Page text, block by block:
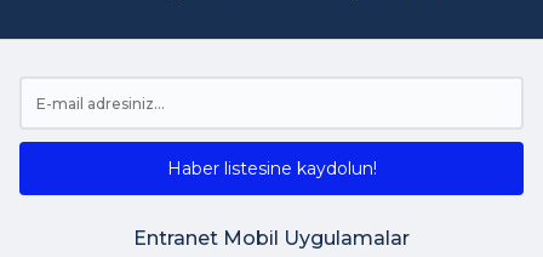
Haber listesine kaydolun!
Entranet Mobil Uygulamalar